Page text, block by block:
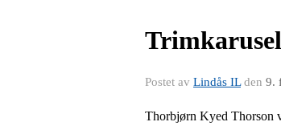
Postet av Lindås ILden 9.
Thorbjørn Kyed Thorson